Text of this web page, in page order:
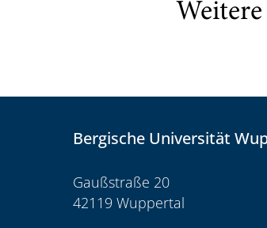
Bergische Universität
Gaußstraße 20
42119 Wuppertal